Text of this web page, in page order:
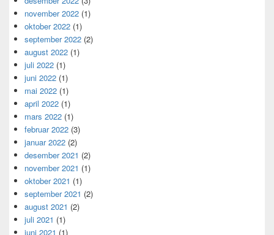
november 2022 (1)
oktober 2022 (1)
september 2022 (2)
august 2022 (1)
juli 2022 (1)
juni 2022 (1)
mai 2022 (1)
april 2022 (1)
mars 2022 (1)
februar 2022 (3)
januar 2022 (2)
desember 2021 (2)
november 2021 (1)
oktober 2021 (1)
september 2021 (2)
august 2021 (2)
juli 2021 (1)
juni 2021 (1)